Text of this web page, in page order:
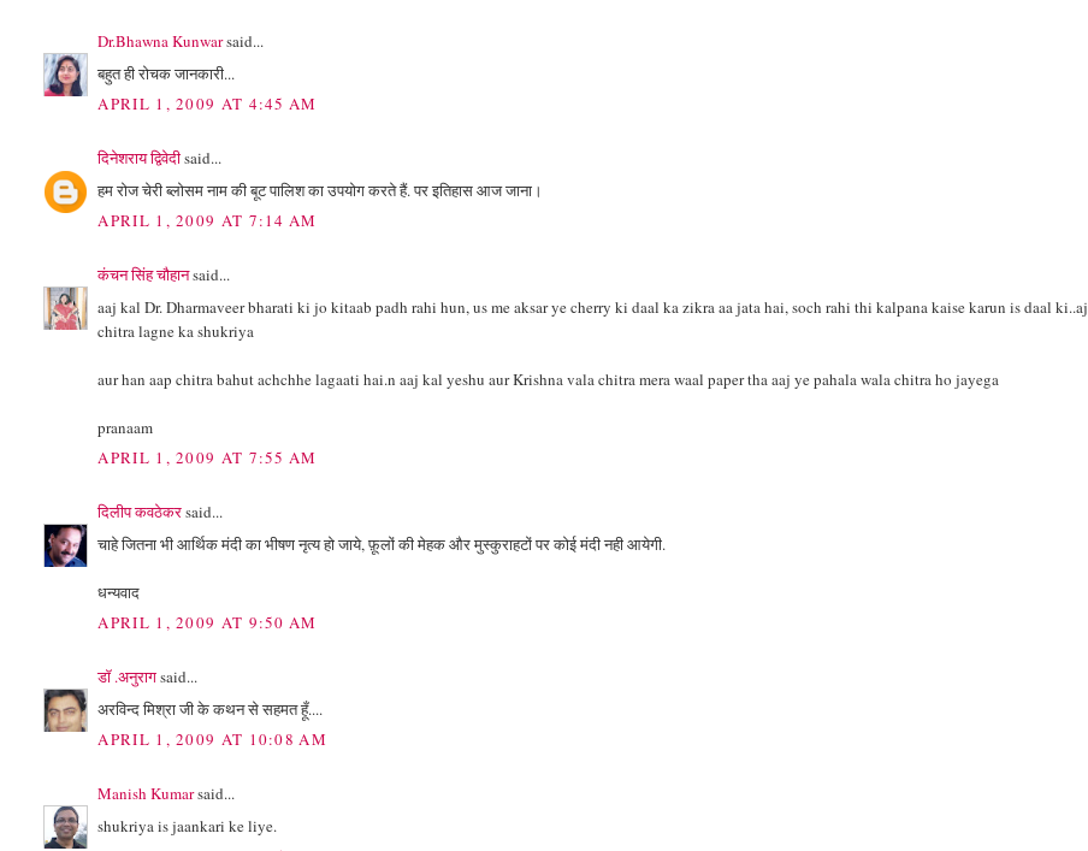
Dr.Bhawna Kunwarsaid...
बहुत ही रोचक जानकारी...
APRIL 1, 2009 AT 4:45 AM
दिनेशराय द्विवेदीsaid...
हम रोज चेरी ब्लोसम नाम की बूट पालिश का उपयोग करते हैं. पर इतिहास आज जाना।
APRIL 1, 2009 AT 7:14 AM
कंचन सिंह चौहानsaid...
aaj kal Dr. Dharmaveer bharati ki jo kitaab padh rahi hun, us me aksar ye cherry ki daal ka zikra aa jata hai, soch rahi thi kalpana kaise karun is daal ki..aj
chitra lagne ka shukriya
aur han aap chitra bahut achchhe lagaati hai.n aaj kal yeshu aur Krishna vala chitra mera waal paper tha aaj ye pahala wala chitra ho jayega
pranaam
APRIL 1, 2009 AT 7:55 AM
दिलीप कवठेकरsaid...
चाहे जितना भी आर्थिक मंदी का भीषण नृत्य हो जाये, फ़ूलों की मेहक और मुस्कुराहटों पर कोई मंदी नही आयेगी.
धन्यवाद
APRIL 1, 2009 AT 9:50 AM
डॉ .अनुरागsaid...
अरविन्द मिश्रा जी के कथन से सहमत हूँ....
APRIL 1, 2009 AT 10:08 AM
Manish Kumarsaid...
shukriya is jaankari ke liye.